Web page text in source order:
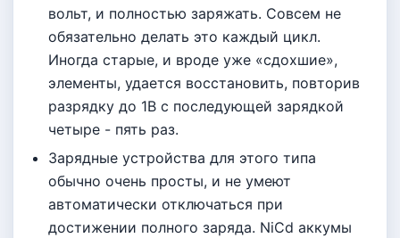
вольт, и полностью заряжать. Совсем не
обязательно делать это каждый цикл.
Иногда старые, и вроде уже «сдохшие»,
элементы, удается восстановить, повторив
разрядку до 1В с последующей зарядкой
четыре - пять раз.
Зарядные устройства для этого типа
обычно очень просты, и не умеют
автоматически отключаться при
достижении полного заряда. NiCd аккумы